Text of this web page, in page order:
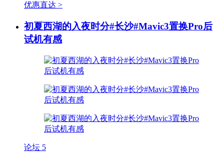
优惠直达 >
初夏西湖的入夜时分#长沙#Mavic3置换Pro后
试机有感
论坛 5